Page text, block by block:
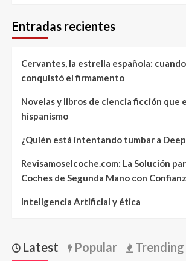
Entradas recientes
Cervantes, la estrella española:
conquistó el firmamento
Novelas y libros de ciencia ficción que
hispanismo
¿Quién está intentando tumbar a
Revisamoselcoche.com: La Solución
Coches de Segunda Mano con
Inteligencia Artificial y ética
Latest Popular Trending